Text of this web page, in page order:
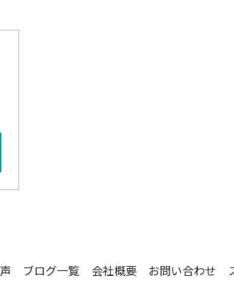
ブログ一覧 会社概要 お問い合わせ